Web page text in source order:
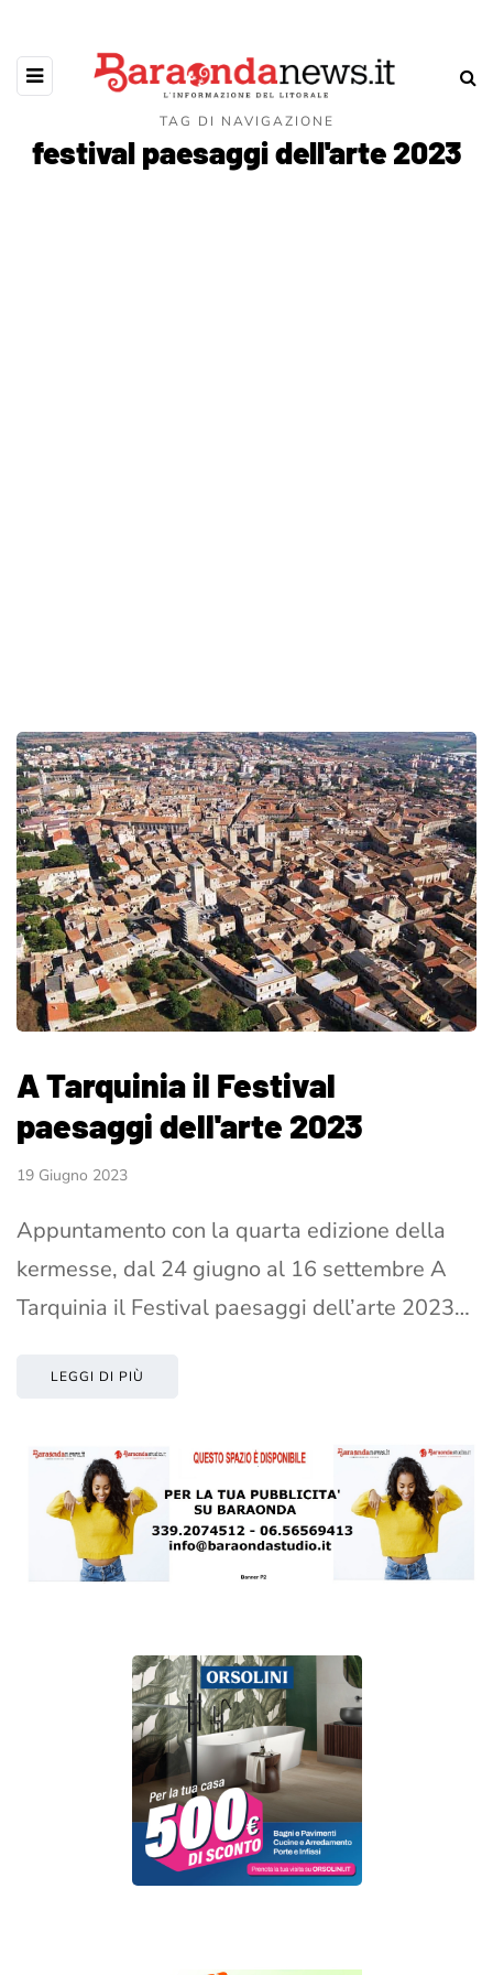
TAG DI NAVIGAZIONE
festival paesaggi dell'arte 2023
A Tarquinia il Festival
paesaggi dell'arte 2023
19 Giugno 2023
Appuntamento con la quarta edizione della
kermesse, dal 24 giugno al 16 settembre A
Tarquinia il Festival paesaggi dell’arte 2023…
LEGGI DI PIÙ